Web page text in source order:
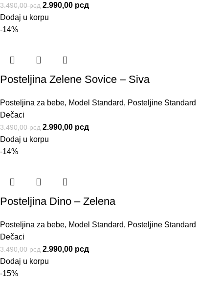
3.490,00рсд 2.990,00 рсд
Dodaj u korpu
-14%
Posteljina Zelene Sovice – Siva
Posteljina za bebe, Model Standard, Posteljine Standard
Dečaci
3.490,00рсд 2.990,00 рсд
Dodaj u korpu
-14%
Posteljina Dino – Zelena
Posteljina za bebe, Model Standard, Posteljine Standard
Dečaci
3.490,00рсд 2.990,00 рсд
Dodaj u korpu
-15%